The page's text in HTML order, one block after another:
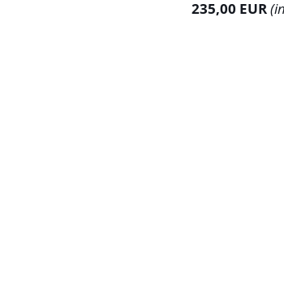
235,00 EUR